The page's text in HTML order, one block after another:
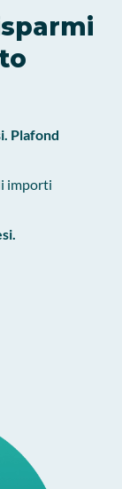
Plafond
importi